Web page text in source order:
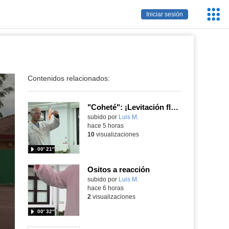
Iniciar sesión
Contenidos relacionados:
"Coheté": ¡Levitación flamígera!
Contenido educativo.
subido por Luis M.
00′ 21″
hace 5 horas
10visualizaciones
Ositos a reacción
Contenido educativo.
subido por Luis M.
00′ 32″
hace 6 horas
2 visualizaciones